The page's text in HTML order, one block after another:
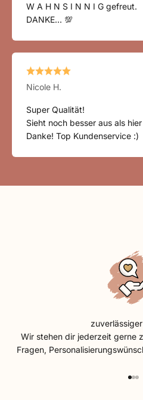
W A H N S I N N I G gefreut.
DANKE... 💯
Nicole H.
Super Qualität!
Sieht noch besser aus als
Danke! Top Kundenservice :)
Wir stehen dir jederzeit gerne
Fragen,